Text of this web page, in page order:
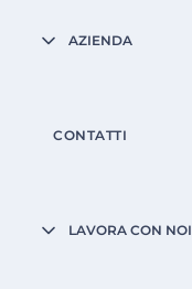
AZIENDA
CONTATTI
LAVORA CON NOI